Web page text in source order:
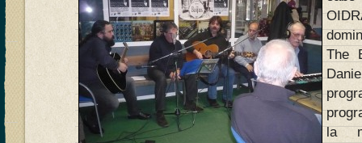
The
la